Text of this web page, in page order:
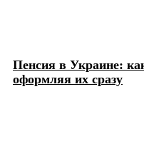
Пенсия в Украине:
оформляя их сразу